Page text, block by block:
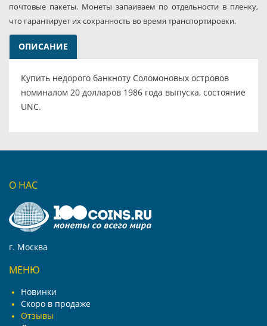
почтовые пакеты. Монеты запаиваем по отдельности в пленку,
что гарантирует их сохранность во время транспортировки.
ОПИСАНИЕ
Купить недорого банкноту Соломоновых островов
номиналом 20 долларов 1986 года выпуска, состояние
UNC.
О НАС
г. Москва
МЕНЮ
Новинки
Скоро в продаже
Отзывы